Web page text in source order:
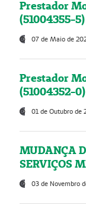
Prestador
(51004355-5)
07 de Maio de
Prestador
(51004352-0)
01 de Outubro de
MUDANÇA
SERVIÇOS
03 de Novembro